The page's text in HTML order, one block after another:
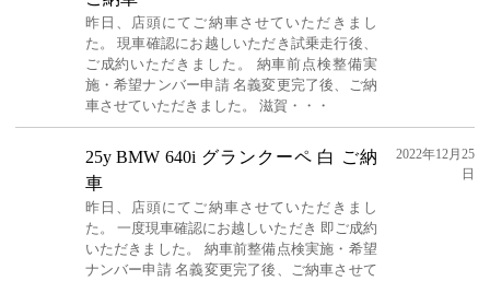
昨日、店頭にてご納車させていただきまし
た。 現車確認にお越しいただき試乗走行後、
ご成約いただきました。 納車前点検整備実
施・希望ナンバー申請 名義変更完了後、ご納
車させていただきました。 滋賀・・・
25y BMW 640i グランクーペ 白 ご納
車
昨日、店頭にてご納車させていただきまし
た。 一度現車確認にお越しいただき 即ご成約
いただきました。 納車前整備点検実施・希望
ナンバー申請 名義変更完了後、ご納車させて
2022年12月25
日